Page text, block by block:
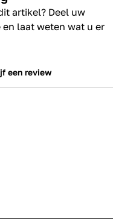
artikel? Deel uw
laat weten wat u er
een review